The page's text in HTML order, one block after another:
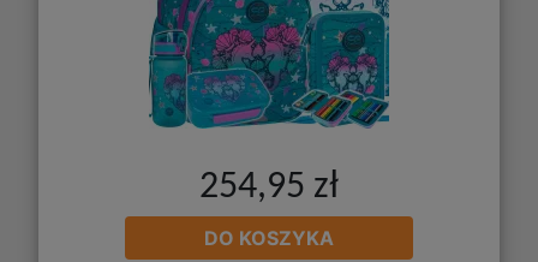
254,95 zł
DO KOSZYKA